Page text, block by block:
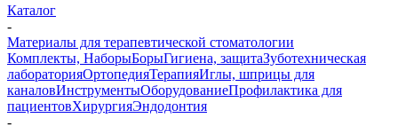
Каталог
-
Материалы для терапевтической стоматологии
Комплекты, НаборыБорыГигиена, защитаЗуботехническая
лабораторияОртопедияТерапияИглы, шприцы для
каналовИнструментыОборудованиеПрофилактика для
пациентовХирургияЭндодонтия
-